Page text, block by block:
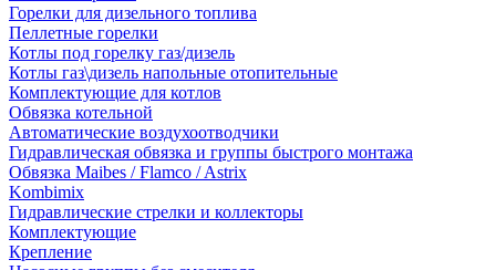
Горелки для дизельного топлива
Пеллетные горелки
Котлы под горелку газ/дизель
Котлы газ\дизель напольные отопительные
Комплектующие для котлов
Обвязка котельной
Автоматические воздухоотводчики
Гидравлическая обвязка и группы быстрого монтажа
Обвязка Maibes / Flamco / Astrix
Kombimix
Гидравлические стрелки и коллекторы
Комплектующие
Крепление